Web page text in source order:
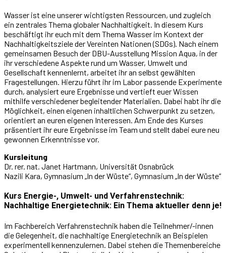
Wasser ist eine unserer wichtigsten Ressourcen, und zugleich
ein zentrales Thema globaler Nachhaltigkeit. In diesem Kurs
beschäftigt ihr euch mit dem Thema Wasser im Kontext der
Nachhaltigkeitsziele der Vereinten Nationen (SDGs). Nach einem
gemeinsamen Besuch der DBU-Ausstellung Mission Aqua, in der
ihr verschiedene Aspekte rund um Wasser, Umwelt und
Gesellschaft kennenlernt, arbeitet ihr an selbst gewählten
Fragestellungen. Hierzu führt ihr im Labor passende Experimente
durch, analysiert eure Ergebnisse und vertieft euer Wissen
mithilfe verschiedener begleitender Materialien. Dabei habt ihr die
Möglichkeit, einen eigenen inhaltlichen Schwerpunkt zu setzen,
orientiert an euren eigenen Interessen. Am Ende des Kurses
präsentiert ihr eure Ergebnisse im Team und stellt dabei eure neu
gewonnen Erkenntnisse vor.
Kursleitung
Dr. rer. nat. Janet Hartmann, Universität Osnabrück
Nazili Kara, Gymnasium „In der Wüste“, Gymnasium „In der Wüste“
Kurs Energie-, Umwelt- und Verfahrenstechnik:
Nachhaltige Energietechnik: Ein Thema aktueller denn je!
Im Fachbereich Verfahrenstechnik haben die Teilnehmer/-innen
die Gelegenheit, die nachhaltige Energietechnik an Beispielen
experimentell kennenzulernen. Dabei stehen die Themenbereiche